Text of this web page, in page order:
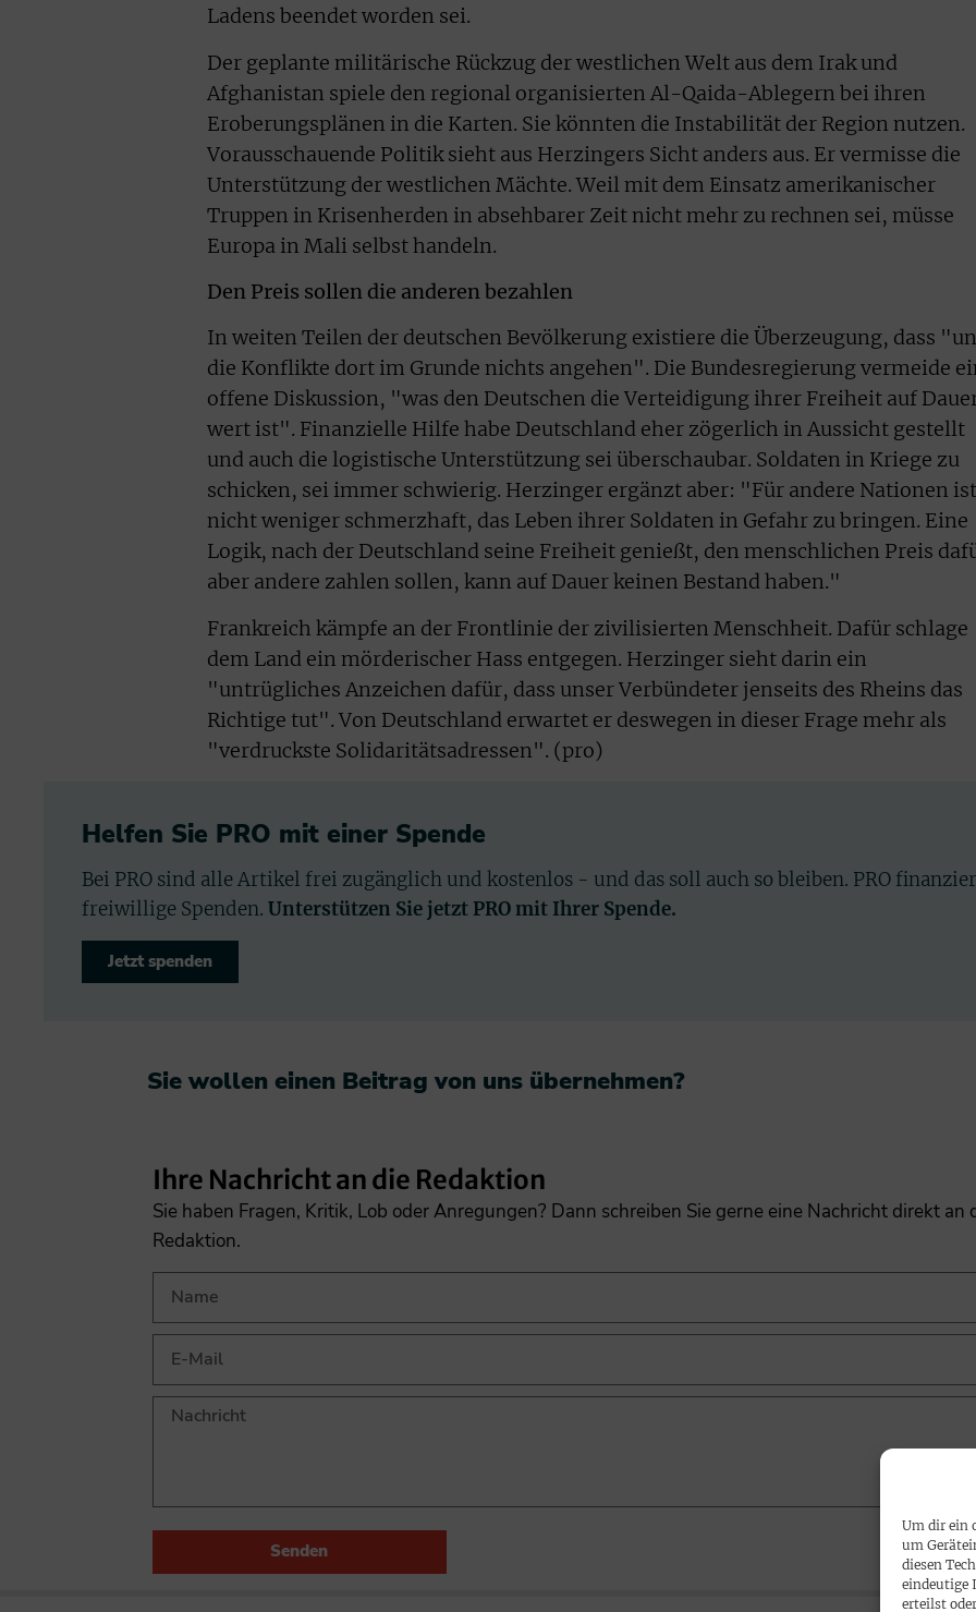
Um dir ein
um
diesen
eindeutige
erteilst
Ladens beendet worden sei.
Der geplante militärische Rückzug der westlichen Welt aus dem Irak und
Afghanistan spiele den regional organisierten Al-Qaida-Ablegern bei ihren
Eroberungsplänen in die Karten. Sie könnten die Instabilität der Region nutzen.
Vorausschauende Politik sieht aus Herzingers Sicht anders aus. Er vermisse die
Unterstützung der westlichen Mächte. Weil mit dem Einsatz amerikanischer
Truppen in Krisenherden in absehbarer Zeit nicht mehr zu rechnen sei, müsse
Europa in Mali selbst handeln.
Den Preis sollen die anderen bezahlen
In weiten Teilen der deutschen Bevölkerung existiere die Überzeugung, dass
die Konflikte dort im Grunde nichts angehen". Die Bundesregierung vermeide
offene Diskussion, "was den Deutschen die Verteidigung ihrer Freiheit auf
wert ist". Finanzielle Hilfe habe Deutschland eher zögerlich in Aussicht gestellt
und auch die logistische Unterstützung sei überschaubar. Soldaten in Kriege zu
schicken, sei immer schwierig. Herzinger ergänzt aber: "Für andere Nationen
nicht weniger schmerzhaft, das Leben ihrer Soldaten in Gefahr zu bringen. Eine
Logik, nach der Deutschland seine Freiheit genießt, den menschlichen Preis
aber andere zahlen sollen, kann auf Dauer keinen Bestand haben."
Frankreich kämpfe an der Frontlinie der zivilisierten Menschheit. Dafür schlage
dem Land ein mörderischer Hass entgegen. Herzinger sieht darin ein
"untrügliches Anzeichen dafür, dass unser Verbündeter jenseits des Rheins das
Richtige tut". Von Deutschland erwartet er deswegen in dieser Frage mehr als
"verdruckste Solidaritätsadressen". (pro)
Helfen Sie PRO mit einer Spende
Bei PRO sind alle Artikel frei zugänglich und kostenlos - und das soll auch so bleiben. PRO
freiwillige Spenden. Unterstützen Sie jetzt PRO mit Ihrer Spende.
Jetzt spenden
Sie wollen einen Beitrag von uns übernehmen?​
Ihre Nachricht an die Redaktion
Sie haben Fragen, Kritik, Lob oder Anregungen? Dann schreiben Sie gerne eine Nachricht direkt an
Redaktion.
Senden